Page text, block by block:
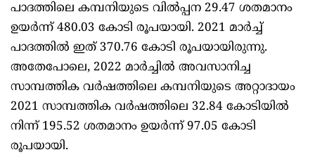
പാദത്തിലെ കമ്പനിയുടെ വിൽപ്പന 29.47 ശതമാനം
ഉയർന്ന് 480.03 കോടി രൂപയായി. 2021 മാർച്ച്
പാദത്തിൽ ഇത് 370.76 കോടി രൂപയായിരുന്നു.
അതേപോലെ, 2022 മാർച്ചിൽ അവസാനിച്ച
സാമ്പത്തിക വർഷത്തിലെ കമ്പനിയുടെ അറ്റാദായം
2021 സാമ്പത്തിക വർഷത്തിലെ 32.84 കോടിയിൽ
നിന്ന് 195.52 ശതമാനം ഉയർന്ന് 97.05 കോടി
രൂപയായി.